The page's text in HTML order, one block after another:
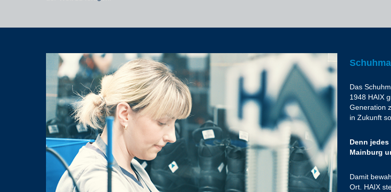
Das
1948 HAIX
Generation
in Zukunft
Denn
Mainburg
Damit
Ort. HAIX